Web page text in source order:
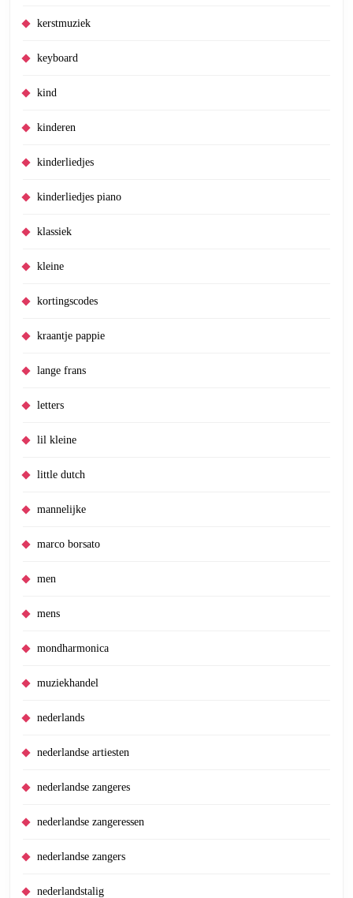
kerstmuziek
keyboard
kind
kinderen
kinderliedjes
kinderliedjes piano
klassiek
kleine
kortingscodes
kraantje pappie
lange frans
letters
lil kleine
little dutch
mannelijke
marco borsato
men
mens
mondharmonica
muziekhandel
nederlands
nederlandse artiesten
nederlandse zangeres
nederlandse zangeressen
nederlandse zangers
nederlandstalig